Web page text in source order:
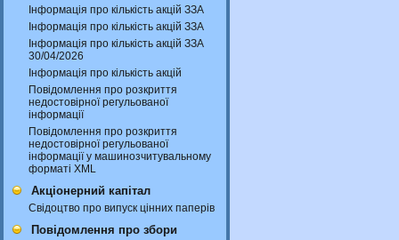
Інформація про кількість акцій ЗЗА
Інформація про кількість акцій ЗЗА
Інформація про кількість акцій ЗЗА
30/04/2026
Інформація про кількість акцій
Повідомлення про розкриття
недостовірної регульованої
інформації
Повідомлення про розкриття
недостовірної регульованої
інформації у машинозчитувальному
форматі XML
Акціонерний капітал
Свідоцтво про випуск цінних паперів
Повідомлення про збори